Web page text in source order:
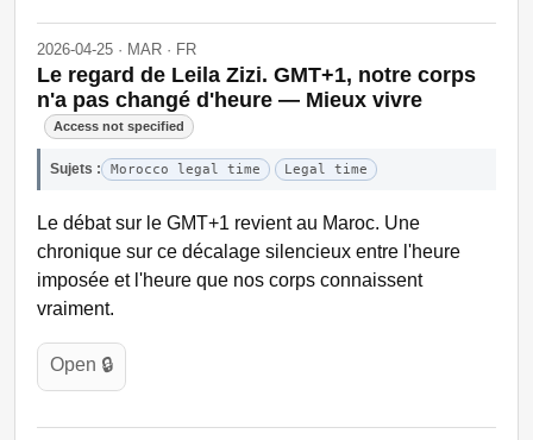
2026-04-25 · MAR · FR
Le regard de Leila Zizi. GMT+1, notre corps
n'a pas changé d'heure — Mieux vivre
Access not specified
Sujets : Morocco legal time Legal time
Le débat sur le GMT+1 revient au Maroc. Une
chronique sur ce décalage silencieux entre l'heure
imposée et l'heure que nos corps connaissent
vraiment.
Open 🔒